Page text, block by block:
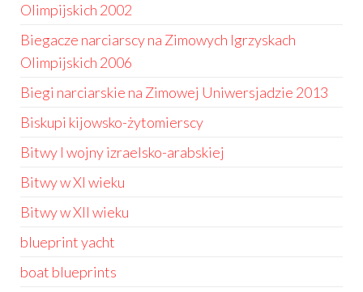
Olimpijskich 2002
Biegacze narciarscy na Zimowych Igrzyskach
Olimpijskich 2006
Biegi narciarskie na Zimowej Uniwersjadzie 2013
Biskupi kijowsko-żytomierscy
Bitwy I wojny izraelsko-arabskiej
Bitwy w XI wieku
Bitwy w XII wieku
blueprint yacht
boat blueprints